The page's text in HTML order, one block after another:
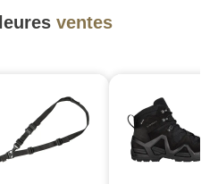
ventes